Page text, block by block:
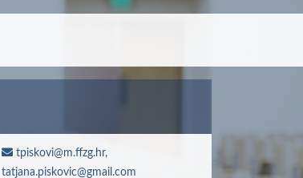
tpiskovi@m.ffzg.hr,
tatjana.piskovic@gmail.com